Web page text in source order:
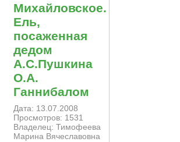
Михайловское.
Ель,
посаженная
дедом
А.С.Пушкина
О.А.
Ганнибалом
Дата: 13.07.2008
Просмотров: 1531
Владелец: Тимофеева
Марина Вячеславовна